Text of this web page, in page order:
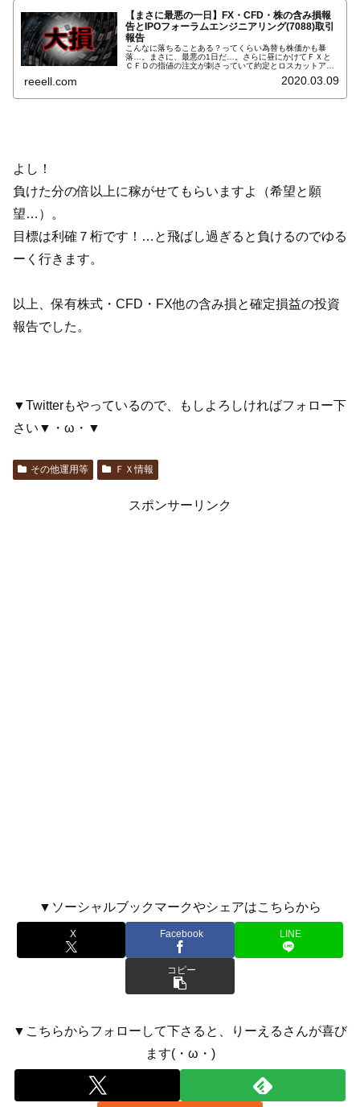
【まさに最悪の一日】FX・CFD・株の含み損報
告とIPOフォーラムエンジニアリング(7088)取引
報告
こんなに落ちることある？ってくらい為替も株価かも暴
落…。まさに、最悪の1日だ…。さらに昼にかけてＦＸと
ＣＦＤの指値の注文が刺さっていて約定とロスカットアラ
来の気分の悪いナチュラルハイ状態になりました。含み損
reeell.com 2020.03.09
よし！
負けた分の倍以上に稼がせてもらいますよ（希望と願
望…）。
目標は利確７桁です！…と飛ばし過ぎると負けるのでゆる
ーく行きます。
以上、保有株式・CFD・FX他の含み損と確定損益の投資
報告でした。
▼Twitterもやっているので、もしよろしければフォロー下
さい▼・ω・▼
その他運用等 ＦＸ情報
スポンサーリンク
▼ソーシャルブックマークやシェアはこちらから
X Facebook LINE
コピー
▼こちらからフォローして下さると、りーえるさんが喜び
ます(・ω・)